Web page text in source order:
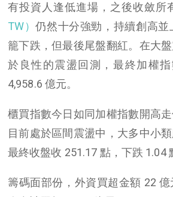
有投資人逢低進場，之後收斂
TW）仍然十分強勁，持續創高並
籠下跌，但最後尾盤翻紅。在大
於良性的震盪回測，最終加權指
4,958.6 億元。
櫃買指數今日如同加權指數開高
目前處於區間震盪中，大多中小
最終收盤收 251.17 點，下跌 1.04
籌碼面部份，外資買超金額 22